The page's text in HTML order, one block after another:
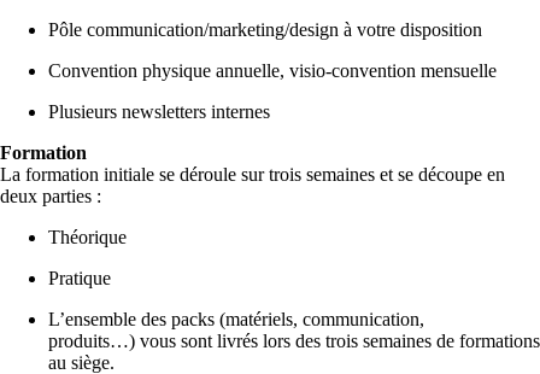
Pôle communication/marketing/design à votre disposition
Convention physique annuelle, visio-convention mensuelle
Plusieurs newsletters internes
Formation
La formation initiale se déroule sur trois semaines et se découpe en
deux parties :
Théorique
Pratique
L’ensemble des packs (matériels, communication,
produits…) vous sont livrés lors des trois semaines de formations
au siège.